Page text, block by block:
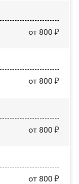
от 800 ₽
от 800 ₽
от 800 ₽
от 800 ₽